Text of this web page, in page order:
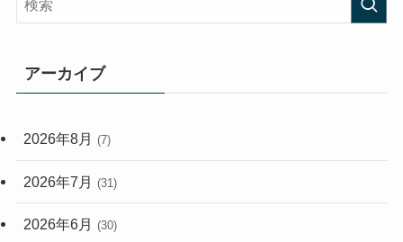
(33)
(248)
アーカイブ
2026年8月 (7)
2026年7月 (31)
2026年6月 (30)